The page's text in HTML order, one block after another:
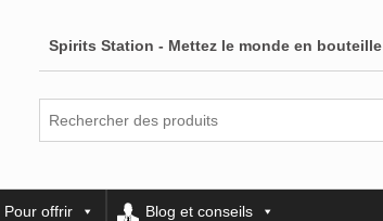
Spirits Station - Mettez le monde en bouteille
Pour offrir Blog et conseils